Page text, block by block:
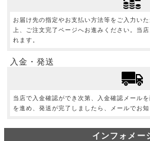
お届け先の指定やお支払い方法等をご入力い
上、ご注文完了ページへお進みください。当
れます。
入金・発送
当店で入金確認ができ次第、入金確認メール
を進め、発送が完了しましたら、メールでお知
インフォメー